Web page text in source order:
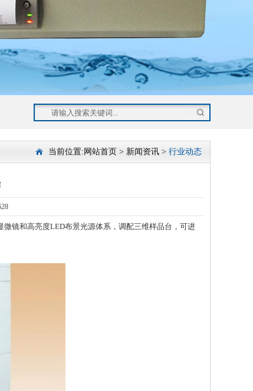
当前位置: 网站首页 > 新闻资讯 > 行业动态
镜和高亮度LED布景光源体系，调配三维样品台，可进